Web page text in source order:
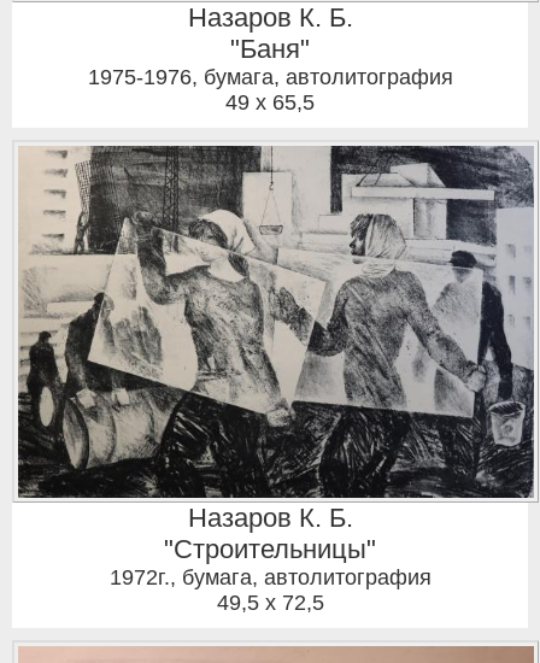
Назаров К. Б.
"Баня"
1975-1976, бумага, автолитография
49 x 65,5
Назаров К. Б.
"Строительницы"
1972г., бумага, автолитография
49,5 x 72,5